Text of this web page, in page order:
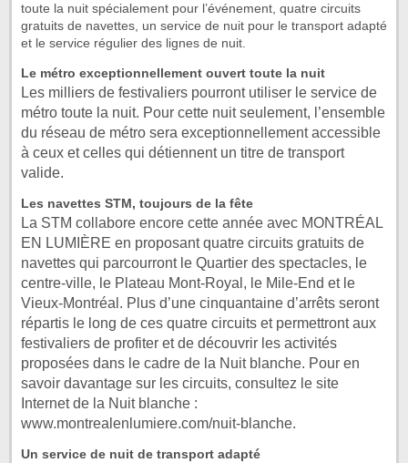
toute la nuit spécialement pour l’événement, quatre circuits
gratuits de navettes, un service de nuit pour le transport adapté
et le service régulier des lignes de nuit.
Le métro exceptionnellement ouvert toute la nuit
Les milliers de festivaliers pourront utiliser le service de
métro toute la nuit. Pour cette nuit seulement, l’ensemble
du réseau de métro sera exceptionnellement accessible
à ceux et celles qui détiennent un titre de transport
valide.
Les navettes STM, toujours de la fête
La STM collabore encore cette année avec MONTRÉAL
EN LUMIÈRE en proposant quatre circuits gratuits de
navettes qui parcourront le Quartier des spectacles, le
centre-ville, le Plateau Mont-Royal, le Mile-End et le
Vieux-Montréal. Plus d’une cinquantaine d’arrêts seront
répartis le long de ces quatre circuits et permettront aux
festivaliers de profiter et de découvrir les activités
proposées dans le cadre de la Nuit blanche. Pour en
savoir davantage sur les circuits, consultez le site
Internet de la Nuit blanche :
www.montrealenlumiere.com/nuit-blanche.
Un service de nuit de transport adapté